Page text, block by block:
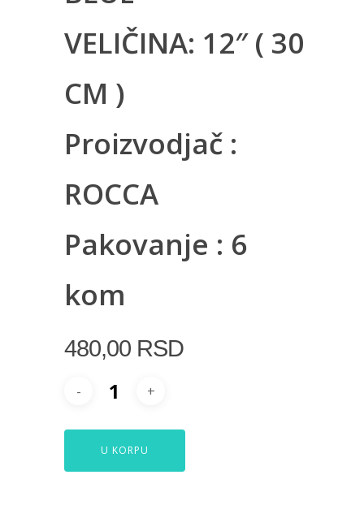
VELIČINA: 12″ ( 30
CM )
Proizvodjač :
ROCCA
Pakovanje : 6
kom
480,00 RSD
U KORPU